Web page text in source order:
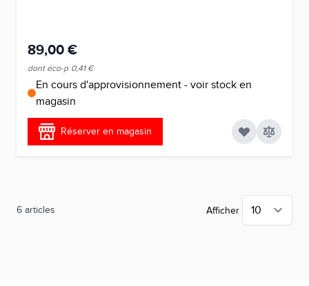
89,00 €
dont éco-p 0,41 €
En cours d'approvisionnement - voir stock en
magasin
Réserver en magasin
6 articles Afficher